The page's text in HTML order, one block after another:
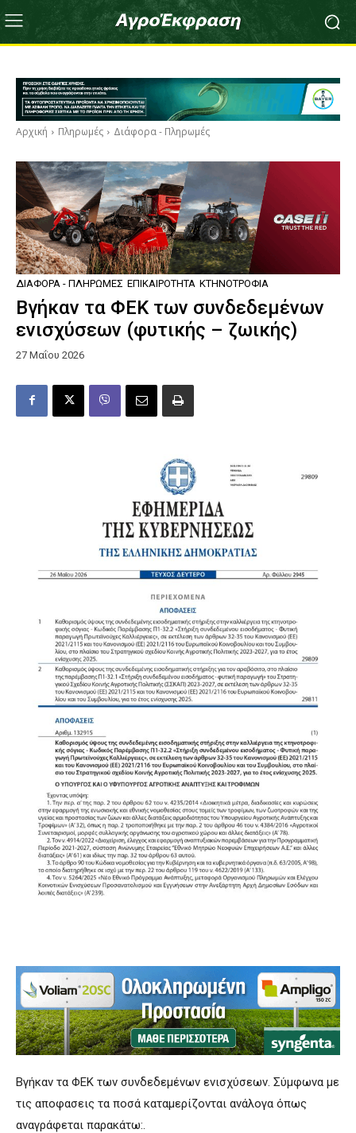
Αρχική Πληρωμές Διάφορα - Πληρωμές
ΔΙΆΦΟΡΑ - ΠΛΗΡΩΜΈΣ ΕΠΙΚΑΙΡΌΤΗΤΑ ΚΤΗΝΟΤΡΟΦΊΑ
Βγήκαν τα ΦΕΚ των συνδεδεμένων
ενισχύσεων (φυτικής – ζωικής)
27 Μαΐου 2026
Βγήκαν τα ΦΕΚ των συνδεδεμένων ενισχύσεων. Σύμφωνα με
τις αποφασεις τα ποσά καταμερίζονται ανάλογα όπως
αναγράφεται παρακάτω:.